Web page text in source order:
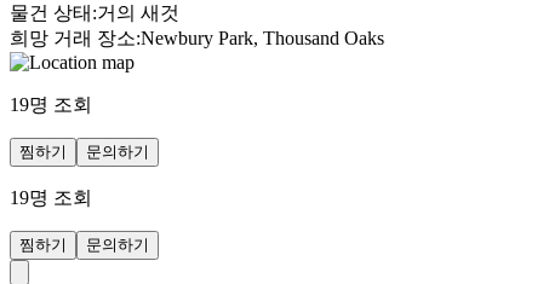
물건 상태 :거의 새것
희망 거래 장소:Newbury Park, Thousand Oaks
19명 조회
찜하기 문의하기
19명 조회
찜하기 문의하기